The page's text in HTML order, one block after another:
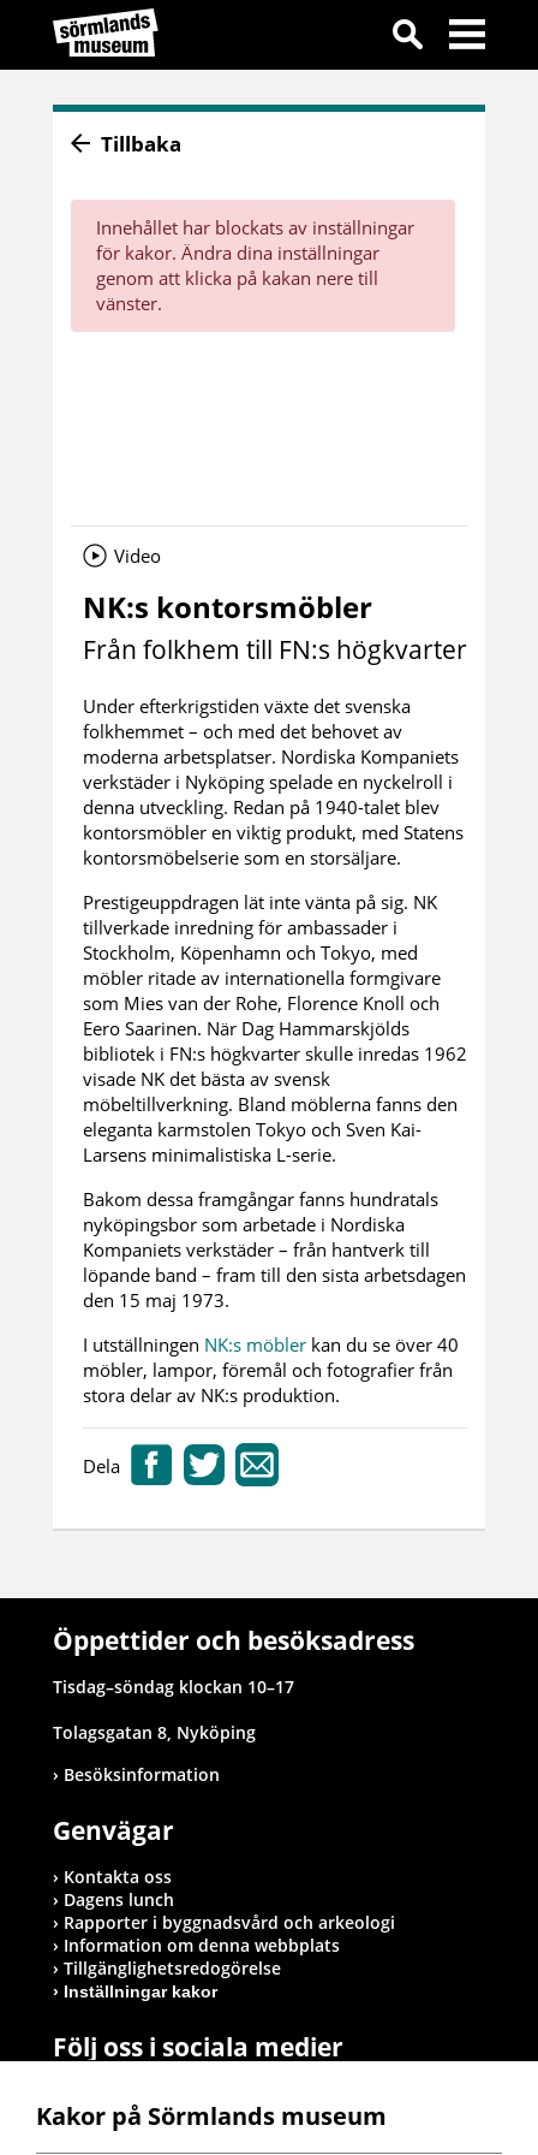
Tillbaka
Innehållet har blockats av inställningar
för kakor. Ändra dina inställningar
genom att klicka på kakan nere till
vänster.
Video
NK:s kontorsmöbler
Från folkhem till FN:s högkvarter
Under efterkrigstiden växte det svenska
folkhemmet – och med det behovet av
moderna arbetsplatser. Nordiska Kompaniets
verkstäder i Nyköping spelade en nyckelroll i
denna utveckling. Redan på 1940-talet blev
kontorsmöbler en viktig produkt, med Statens
kontorsmöbelserie som en storsäljare.
Prestigeuppdragen lät inte vänta på sig. NK
tillverkade inredning för ambassader i
Stockholm, Köpenhamn och Tokyo, med
möbler ritade av internationella formgivare
som Mies van der Rohe, Florence Knoll och
Eero Saarinen. När Dag Hammarskjölds
bibliotek i FN:s högkvarter skulle inredas 1962
visade NK det bästa av svensk
möbeltillverkning. Bland möblerna fanns den
eleganta karmstolen Tokyo och Sven Kai-
Larsens minimalistiska L-serie.
Bakom dessa framgångar fanns hundratals
nyköpingsbor som arbetade i Nordiska
Kompaniets verkstäder – från hantverk till
löpande band – fram till den sista arbetsdagen
den 15 maj 1973.
I utställningen NK:s möbler kan du se över 40
möbler, lampor, föremål och fotografier från
stora delar av NK:s produktion.
Dela
Öppettider och besöksadress
Tisdag–söndag klockan 10–17
Tolagsgatan 8, Nyköping
Besöksinformation
Genvägar
Kontakta oss
Dagens lunch
Rapporter i byggnadsvård och arkeologi
Information om denna webbplats
Tillgänglighetsredogörelse
Inställningar kakor
Följ oss i sociala medier
Kakor på Sörmlands museum